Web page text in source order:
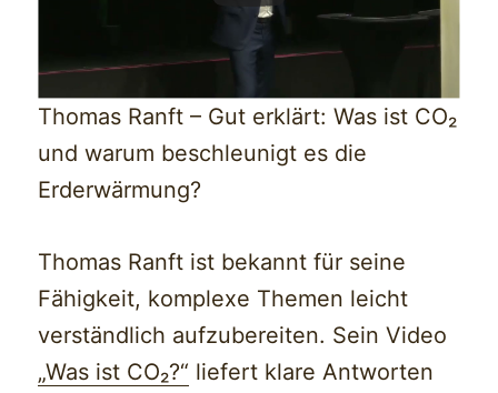
Thomas Ranft – Gut erklärt: Was ist CO₂
und warum beschleunigt es die
Erderwärmung?
Thomas Ranft ist bekannt für seine
Fähigkeit, komplexe Themen leicht
verständlich aufzubereiten. Sein Video
„Was ist CO₂?“ liefert klare Antworten